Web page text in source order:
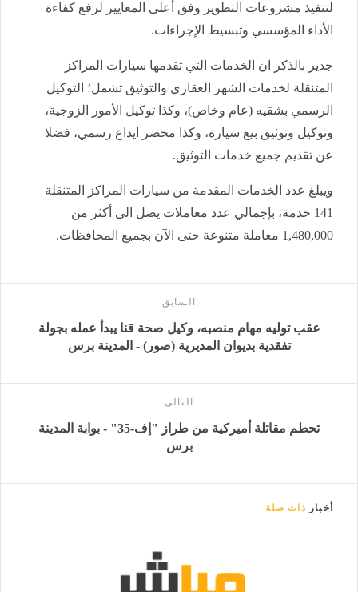
لتنفيذ مشروعات التطوير وفق أعلى المعايير لرفع كفاءة
الأداء المؤسسي وتبسيط الإجراءات.
جدير بالذكر ان الخدمات التي تقدمها سيارات المراكز
المتنقلة لخدمات الشهر العقاري والتوثيق تشمل؛ التوكيل
الرسمي بشقيه (عام وخاص)، وكذا توكيل الأمور الزوجية،
وتوكيل وتوثيق بيع سيارة، وكذا محضر ايداع رسمي، فضلا
عن تقديم جميع خدمات التوثيق.
ويبلغ عدد الخدمات المقدمة من سيارات المراكز المتنقلة
141 خدمة، بإجمالي عدد معاملات يصل الى أكثر من
1,480,000 معاملة متنوعة حتى الآن بجميع المحافظات.
السابق
عقب توليه مهام منصبه، وكيل صحة قنا يبدأ عمله بجولة
تفقدية بديوان المديرية (صور) - المدينة برس
التالى
تحطم مقاتلة أميركية من طراز "إف-35" - بوابة المدينة
برس
أخبار ذات صلة